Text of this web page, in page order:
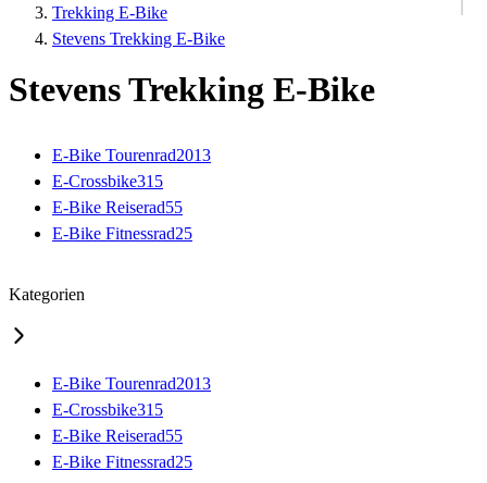
Trekking E-Bike
Stevens Trekking E-Bike
Stevens Trekking E-Bike
E-Bike Tourenrad2013
E-Crossbike315
E-Bike Reiserad55
E-Bike Fitnessrad25
Kategorien
E-Bike Tourenrad2013
E-Crossbike315
E-Bike Reiserad55
E-Bike Fitnessrad25